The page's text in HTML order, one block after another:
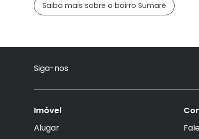
Saiba mais sobre o bairro Sumaré
Siga-nos
Imóvel
Alugar